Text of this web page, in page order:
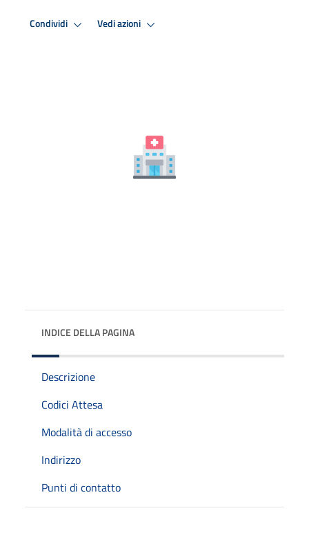
Condividi Vedi azioni
INDICE DELLA PAGINA
Descrizione
Codici Attesa
Modalità di accesso
Indirizzo
Punti di contatto